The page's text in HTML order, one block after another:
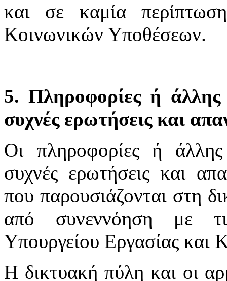
και σε καμία
Κοινωνικών Υποθέσεων.
5. Πληροφορίες ή άλλης
συχνές ερωτήσεις και
Οι πληροφορίες ή άλλης
συχνές ερωτήσεις και
που παρουσιάζονται στη
από συνεννόηση με
Υπουργείου Εργασίας και
Η δικτυακή πύλη και οι